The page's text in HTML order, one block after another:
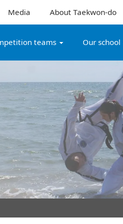
Media About Taekwon-do
teams Our school